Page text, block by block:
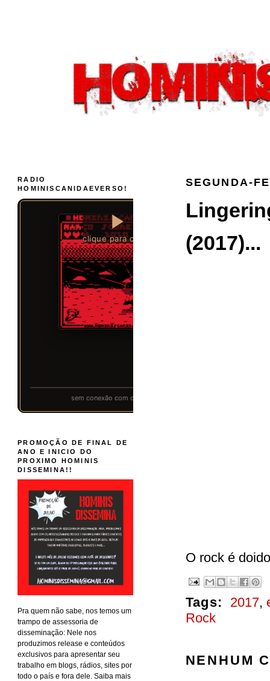
SEGUNDA-
(2017)...
O rock é
Tags: 2017,
Rock
NENHUM
RADIO
HOMINISCANIDAEVERSO!
PROMOÇÃO DE FINAL DE
ANO E INICIO DO
PROXIMO HOMINIS
DISSEMINA!!
Pra quem não sabe, nos temos um
trampo de assessoria de
disseminação: Nele nos
produzimos release e conteúdos
exclusivos para apresentar seu
trabalho em blogs, rádios, sites por
todo o país e fora dele. Saiba mais